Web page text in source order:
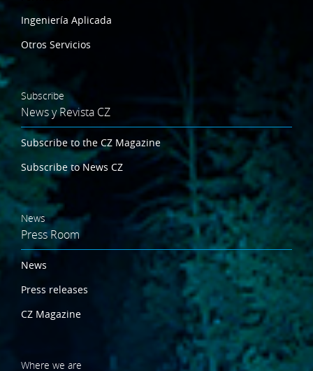
Ingeniería Aplicada
Otros Servicios
Subscribe
News y Revista CZ
Subscribe to the CZ Magazine
Subscribe to News CZ
News
Press Room
News
Press releases
CZ Magazine
Where we are